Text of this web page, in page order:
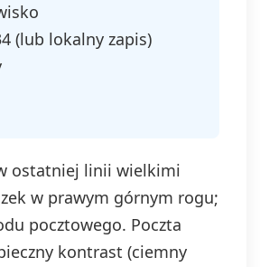
(lub lokalny zapis)
ostatniej linii wielkimi
w prawym górnym rogu;
pocztowego. Poczta
kontrast (ciemny